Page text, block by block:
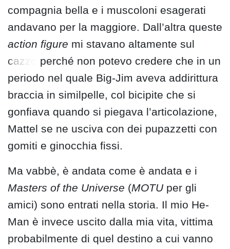
compagnia bella e i muscoloni esagerati
andavano per la maggiore. Dall’altra queste
action figure mi stavano altamente sul
cazzo
perché non potevo credere che in un
periodo nel quale Big-Jim aveva addirittura
braccia in similpelle, col bicipite che si
gonfiava quando si piegava l’articolazione,
Mattel se ne usciva con dei pupazzetti con
gomiti e ginocchia fissi.
Ma vabbè, è andata come è andata e i
Masters of the Universe (MOTUper gli
amici) sono entrati nella storia. Il mio He-
Man è invece uscito dalla mia vita, vittima
probabilmente di quel destino a cui vanno